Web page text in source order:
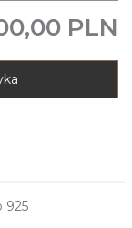
PLN
925